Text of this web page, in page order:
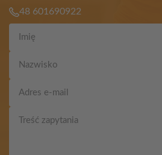
48 601690922